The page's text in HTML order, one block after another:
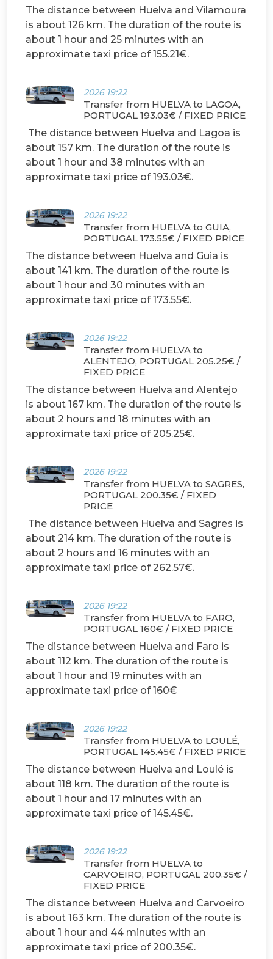
The distance between Huelva and Vilamoura
is about 126 km. The duration of the route is
about 1 hour and 25 minutes with an
approximate taxi price of 155.21€.
2026 19:22
Transfer from HUELVA to LAGOA,
PORTUGAL 193.03€ / FIXED PRICE
The distance between Huelva and Lagoa is
about 157 km. The duration of the route is
about 1 hour and 38 minutes with an
approximate taxi price of 193.03€.
2026 19:22
Transfer from HUELVA to GUIA,
PORTUGAL 173.55€ / FIXED PRICE
The distance between Huelva and Guia is
about 141 km. The duration of the route is
about 1 hour and 30 minutes with an
approximate taxi price of 173.55€.
2026 19:22
Transfer from HUELVA to
ALENTEJO, PORTUGAL 205.25€ /
FIXED PRICE
The distance between Huelva and Alentejo
is about 167 km. The duration of the route is
about 2 hours and 18 minutes with an
approximate taxi price of 205.25€.
2026 19:22
Transfer from HUELVA to SAGRES,
PORTUGAL 200.35€ / FIXED
PRICE
The distance between Huelva and Sagres is
about 214 km. The duration of the route is
about 2 hours and 16 minutes with an
approximate taxi price of 262.57€.
2026 19:22
Transfer from HUELVA to FARO,
PORTUGAL 160€ / FIXED PRICE
The distance between Huelva and Faro is
about 112 km. The duration of the route is
about 1 hour and 19 minutes with an
approximate taxi price of 160€
2026 19:22
Transfer from HUELVA to LOULÉ,
PORTUGAL 145.45€ / FIXED PRICE
The distance between Huelva and Loulé is
about 118 km. The duration of the route is
about 1 hour and 17 minutes with an
approximate taxi price of 145.45€.
2026 19:22
Transfer from HUELVA to
CARVOEIRO, PORTUGAL 200.35€ /
FIXED PRICE
The distance between Huelva and Carvoeiro
is about 163 km. The duration of the route is
about 1 hour and 44 minutes with an
approximate taxi price of 200.35€.